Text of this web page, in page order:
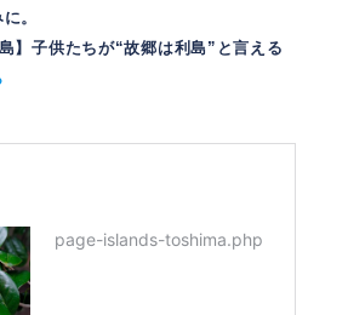
。
】子供たちが“故郷は利島”と言える